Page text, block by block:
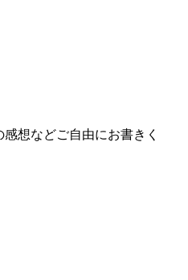
想などご自由にお書きく